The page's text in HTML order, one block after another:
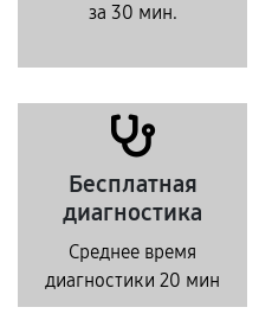
за 30 мин.
Бесплатная
диагностика
Среднее время
диагностики 20 мин